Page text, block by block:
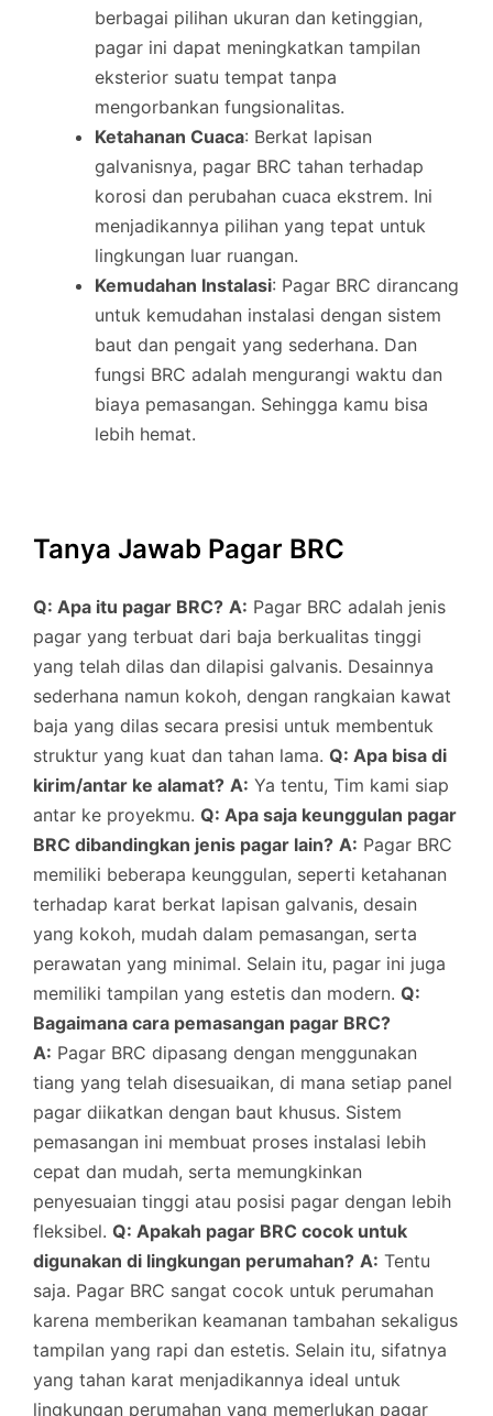
berbagai pilihan ukuran dan ketinggian,
pagar ini dapat meningkatkan tampilan
eksterior suatu tempat tanpa
mengorbankan fungsionalitas.
Ketahanan Cuaca: Berkat lapisan
galvanisnya, pagar BRC tahan terhadap
korosi dan perubahan cuaca ekstrem. Ini
menjadikannya pilihan yang tepat untuk
lingkungan luar ruangan.
Kemudahan Instalasi: Pagar BRC dirancang
untuk kemudahan instalasi dengan sistem
baut dan pengait yang sederhana. Dan
fungsi BRC adalah mengurangi waktu dan
biaya pemasangan. Sehingga kamu bisa
lebih hemat.
Tanya Jawab Pagar BRC
Q: Apa itu pagar BRC? A: Pagar BRC adalah jenis
pagar yang terbuat dari baja berkualitas tinggi
yang telah dilas dan dilapisi galvanis. Desainnya
sederhana namun kokoh, dengan rangkaian kawat
baja yang dilas secara presisi untuk membentuk
struktur yang kuat dan tahan lama. Q: Apa bisa di
kirim/antar ke alamat? A: Ya tentu, Tim kami siap
antar ke proyekmu. Q: Apa saja keunggulan pagar
BRC dibandingkan jenis pagar lain? A: Pagar BRC
memiliki beberapa keunggulan, seperti ketahanan
terhadap karat berkat lapisan galvanis, desain
yang kokoh, mudah dalam pemasangan, serta
perawatan yang minimal. Selain itu, pagar ini juga
memiliki tampilan yang estetis dan modern. Q:
Bagaimana cara pemasangan pagar BRC?
A: Pagar BRC dipasang dengan menggunakan
tiang yang telah disesuaikan, di mana setiap panel
pagar diikatkan dengan baut khusus. Sistem
pemasangan ini membuat proses instalasi lebih
cepat dan mudah, serta memungkinkan
penyesuaian tinggi atau posisi pagar dengan lebih
fleksibel. Q: Apakah pagar BRC cocok untuk
digunakan di lingkungan perumahan? A: Tentu
saja. Pagar BRC sangat cocok untuk perumahan
karena memberikan keamanan tambahan sekaligus
tampilan yang rapi dan estetis. Selain itu, sifatnya
yang tahan karat menjadikannya ideal untuk
lingkungan perumahan yang memerlukan pagar